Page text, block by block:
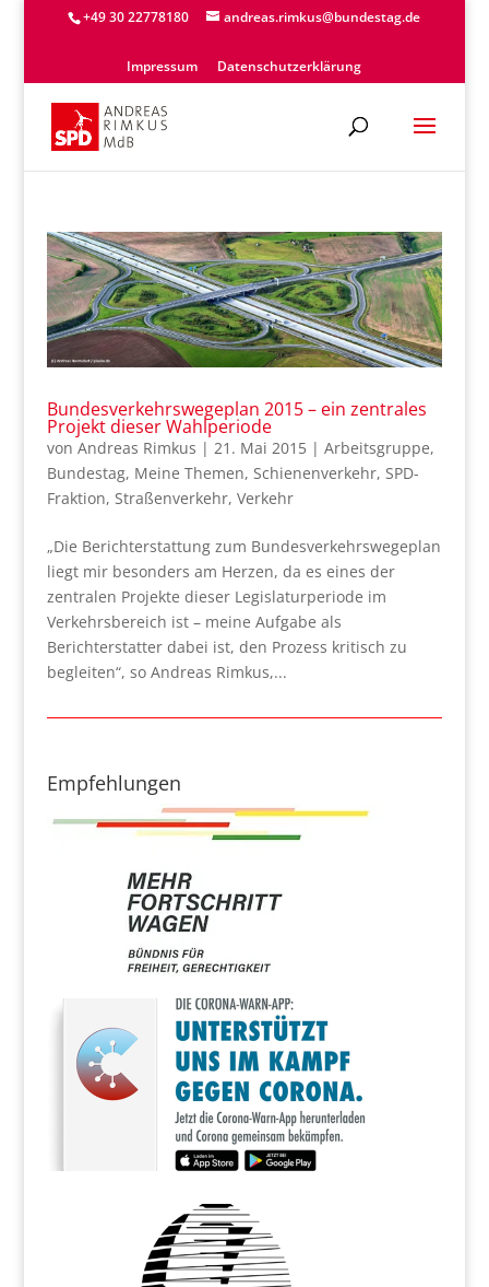
+49 30 22778180 andreas.rimkus@bundestag.de
Impressum Datenschutzerklärung
Bundesverkehrswegeplan 2015 – ein zentrales
Projekt dieser Wahlperiode
von Andreas Rimkus | 21. Mai 2015| Arbeitsgruppe,
Bundestag, Meine Themen, Schienenverkehr, SPD-
Fraktion, Straßenverkehr, Verkehr
„Die Berichterstattung zum Bundesverkehrswegeplan
liegt mir besonders am Herzen, da es eines der
zentralen Projekte dieser Legislaturperiode im
Verkehrsbereich ist – meine Aufgabe als
Berichterstatter dabei ist, den Prozess kritisch zu
begleiten“, so Andreas Rimkus,...
Empfehlungen